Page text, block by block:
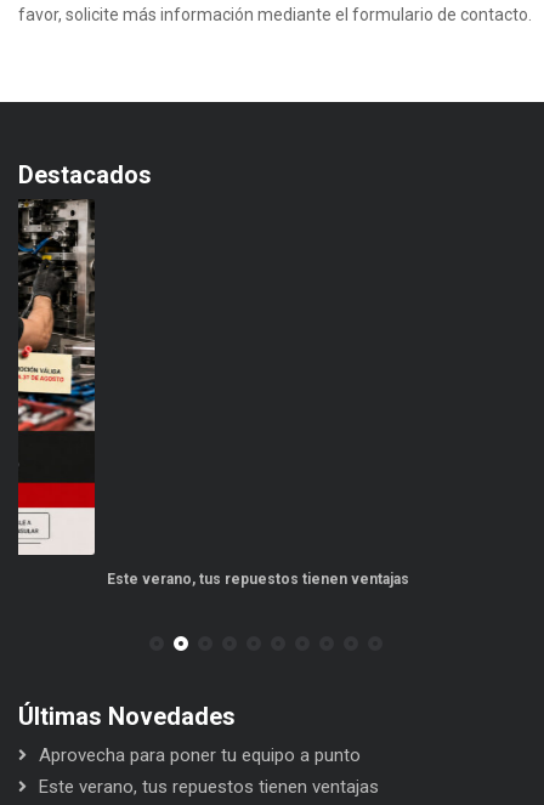
favor, solicite más información mediante el formulario de contacto.
Destacados
Este verano, tus repuestos tienen ventajas
Últimas Novedades
Aprovecha para poner tu equipo a punto
Este verano, tus repuestos tienen ventajas